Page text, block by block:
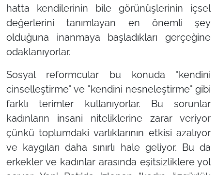
hatta kendilerinin bile görünüşlerinin içsel
değerlerini tanımlayan en önemli şey
olduğuna inanmaya başladıkları gerçeğine
odaklanıyorlar.
Sosyal reformcular bu konuda "kendini
cinselleştirme" ve "kendini nesneleştirme" gibi
farklı terimler kullanıyorlar. Bu sorunlar
kadınların insani niteliklerine zarar veriyor
çünkü toplumdaki varlıklarının etkisi azalıyor
ve kaygıları daha sınırlı hale geliyor. Bu da
erkekler ve kadınlar arasında eşitsizliklere yol